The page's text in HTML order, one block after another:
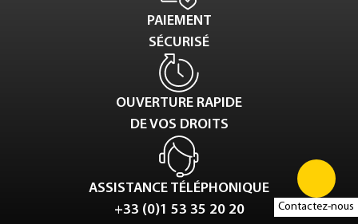
Contactez-nous
PAIEMENT
SÉCURISÉ
OUVERTURE RAPIDE
DE VOS DROITS
ASSISTANCE TÉLÉPHONIQUE
+33 (0)1 53 35 20 20